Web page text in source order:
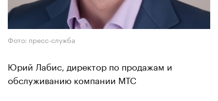
Фото: пресс-служба
Юрий Лабис, директор по продажам и
обслуживанию компании МТС